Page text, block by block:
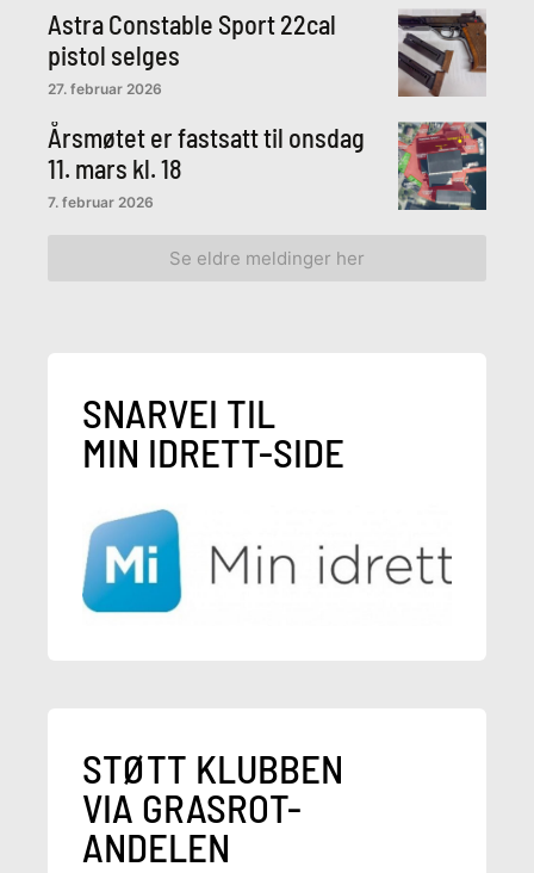
Astra Constable Sport 22cal
pistol selges
27. februar 2026
Årsmøtet er fastsatt til onsdag
11. mars kl. 18
7. februar 2026
Se eldre meldinger her
SNARVEI TIL
MIN IDRETT-SIDE
STØTT KLUBBEN
VIA GRASROT-
ANDELEN